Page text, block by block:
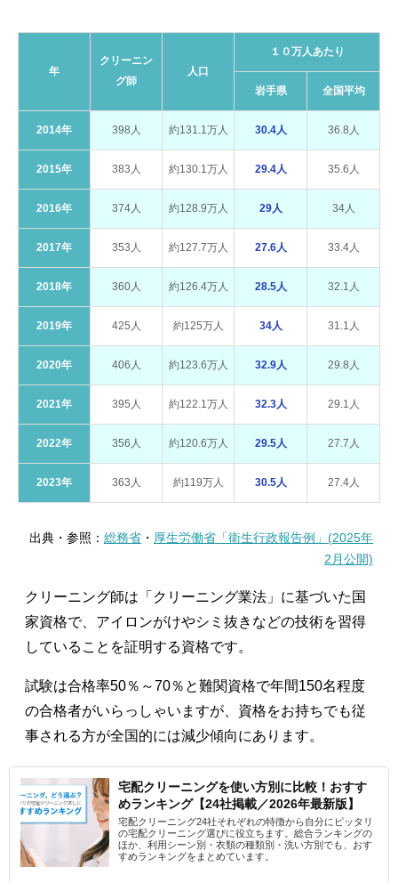
年
クリーニン
グ師
人口
１０万人あたり
岩手県 全国平均
2014年 398人 約131.1万人 30.4人 36.8人
2015年 383人 約130.1万人 29.4人 35.6人
2016年 374人 約128.9万人 29人 34人
2017年 353人 約127.7万人 27.6人 33.4人
2018年 360人 約126.4万人 28.5人 32.1人
2019年 425人 約125万人 34人 31.1人
2020年 406人 約123.6万人 32.9人 29.8人
2021年 395人 約122.1万人 32.3人 29.1人
2022年 356人 約120.6万人 29.5人 27.7人
2023年 363人 約119万人 30.5人 27.4人
出典・参照： 総務省 ・ 厚生労働省「衛生行政報告例」(2025年
2月公開)
クリーニング師は「クリーニング業法」に基づいた国
家資格で、アイロンがけやシミ抜きなどの技術を習得
していることを証明する資格です。
試験は合格率50％～70％と難関資格で年間150名程度
の合格者がいらっしゃいますが、資格をお持ちでも従
事される方が全国的には減少傾向にあります。
宅配クリーニングを使い方別に比較！おすす
めランキング【24社掲載／2026年最新版】
宅配クリーニング24社それぞれの特徴から自分にピッタリ
の宅配クリーニング選びに役立ちます。総合ランキングの
ほか、利用シーン別・衣類の種類別・洗い方別でも、おす
すめランキングをまとめています。